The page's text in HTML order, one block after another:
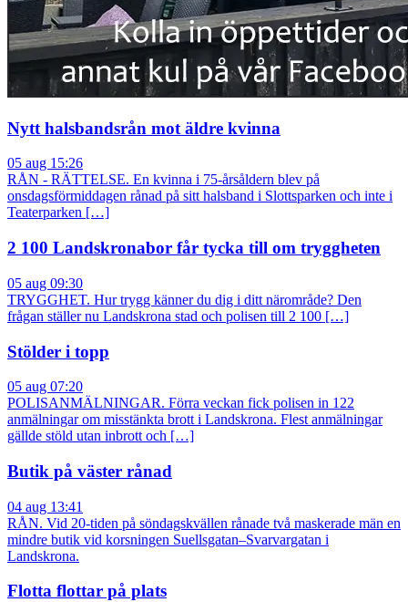
Nytt halsbandsrån mot äldre kvinna
05 aug 15:26
RÅN - RÄTTELSE. En kvinna i 75-årsåldern blev på
onsdagsförmiddagen rånad på sitt halsband i Slottsparken och inte i
Teaterparken […]
2 100 Landskronabor får tycka till om tryggheten
05 aug 09:30
TRYGGHET. Hur trygg känner du dig i ditt närområde? Den
frågan ställer nu Landskrona stad och polisen till 2 100 […]
Stölder i topp
05 aug 07:20
POLISANMÄLNINGAR. Förra veckan fick polisen in 122
anmälningar om misstänkta brott i Landskrona. Flest anmälningar
gällde stöld utan inbrott och […]
Butik på väster rånad
04 aug 13:41
RÅN. Vid 20-tiden på söndagskvällen rånade två maskerade män en
mindre butik vid korsningen Suellsgatan–Svarvargatan i
Landskrona.
Flotta flottar på plats